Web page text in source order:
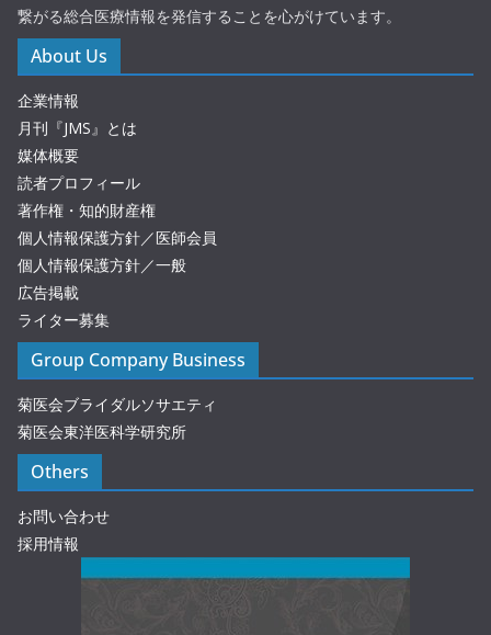
繋がる総合医療情報を発信することを心がけています。
About Us
企業情報
月刊『JMS』とは
媒体概要
読者プロフィール
著作権・知的財産権
個人情報保護方針／医師会員
個人情報保護方針／一般
広告掲載
ライター募集
Group Company Business
菊医会ブライダルソサエティ
菊医会東洋医科学研究所
Others
お問い合わせ
採用情報